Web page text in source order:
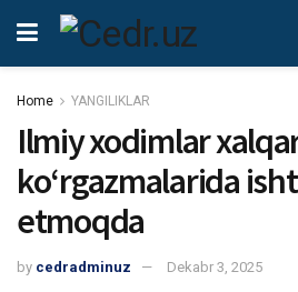
Home YANGILIKLAR
Ilmiy xodimlar
koʻrgazmalarida
etmoqda
by cedradminuz Dekabr 3, 2025